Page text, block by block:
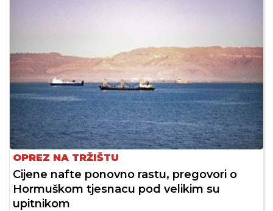
OPREZ NA TRŽIŠTU
Cijene nafte ponovno rastu, pregovori o
Hormuškom tjesnacu pod velikim su
upitnikom